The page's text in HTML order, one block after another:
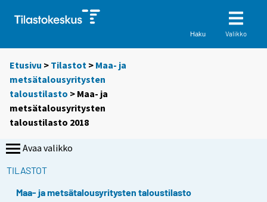
Haku Valikko
Etusivu > Tilastot > Maa- ja
metsätalousyritysten
taloustilasto > Maa- ja
metsätalousyritysten
taloustilasto 2018
Avaa valikko
TILASTOT
Maa- ja metsätalousyritysten taloustilasto